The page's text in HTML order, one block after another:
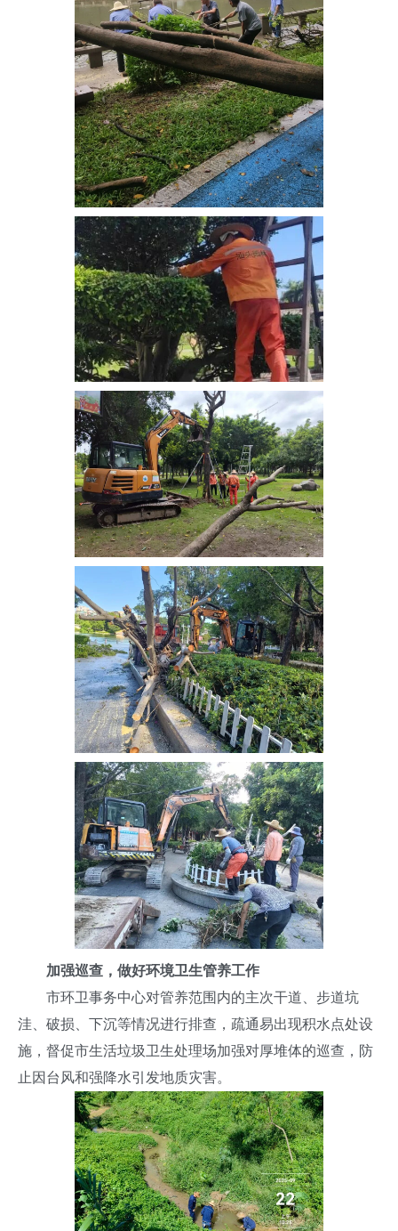
加强巡查，做好环境卫生管养工作
市环卫事务中心对管养范围内的主次干道、步道坑
洼、破损、下沉等情况进行排查，疏通易出现积水点处设
施，督促市生活垃圾卫生处理场加强对厚堆体的巡查，防
止因台风和强降水引发地质灾害。